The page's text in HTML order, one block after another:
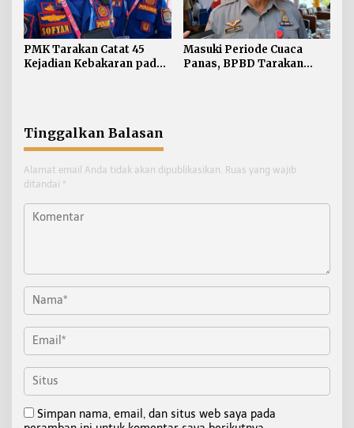
PMK Tarakan Catat 45
Kejadian Kebakaran pada
Masuki Periode Cuaca
Panas, BPBD Tarakan
Tinggalkan Balasan
Alamat email Anda tidak akan dipublikasikan. Ruas yang wajib
ditandai *
Simpan nama, email, dan situs web saya pada